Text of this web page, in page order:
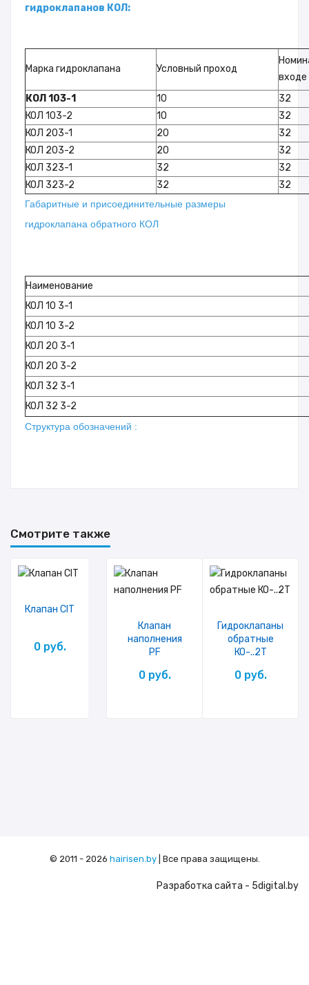
гидроклапанов КОЛ:
Марка гидроклапана Условный проход
входе
КОЛ 103-1
10
32
КОЛ 103-2
10
32
КОЛ 203-1
20
32
КОЛ 203-2
20
32
КОЛ 323-1
32
32
КОЛ 323-2
32 32
Габаритные и присоединительные размеры
гидроклапана обратного КОЛ
Наименование
КОЛ 10 3-1
КОЛ 10 3-2
КОЛ 20 3-1
КОЛ 20 3-2
КОЛ 32 3-1
КОЛ 32 3-2
Структура обозначений :
Смотрите также
Клапан CIT
0 руб.
Клапан
наполнения
PF
0 руб.
Гидроклапаны
обратные
КО-..2Т
0 руб.
© 2011 - 2026 hairisen.by| Все права защищены.
Разработка сайта - 5digital.by